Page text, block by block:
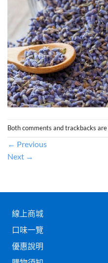
Both comments and trackbacks
← Previous
Next →
線上商城
口味一覽
優惠說明